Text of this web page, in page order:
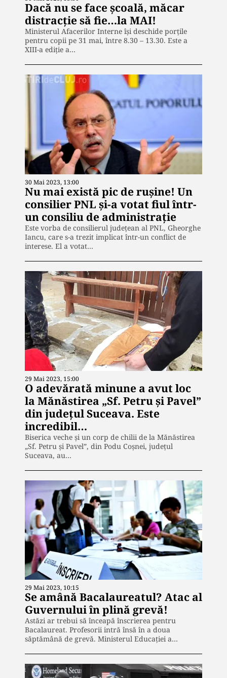
Dacă nu se face școală, măcar
distracție să fie…la MAI!
Ministerul Afacerilor Interne își deschide porțile
pentru copii pe 31 mai, între 8.30 – 13.30. Este a
XIII-a ediție a…
30 Mai 2023, 13:00
Nu mai există pic de rușine! Un
consilier PNL și-a votat fiul într-
un consiliu de administrație
Este vorba de consilierul județean al PNL, Gheorghe
Iancu, care s-a trezit implicat într-un conflict de
interese. El a votat…
29 Mai 2023, 15:00
O adevărată minune a avut loc
la Mănăstirea „Sf. Petru și Pavel”
din județul Suceava. Este
incredibil…
Biserica veche și un corp de chilii de la Mănăstirea
„Sf. Petru și Pavel”, din Podu Coșnei, județul
Suceava, au…
29 Mai 2023, 10:15
Se amână Bacalaureatul? Atac al
Guvernului în plină grevă!
Astăzi ar trebui să înceapă înscrierea pentru
Bacalaureat. Profesorii intră însă în a doua
săptămână de grevă. Ministerul Educației a…